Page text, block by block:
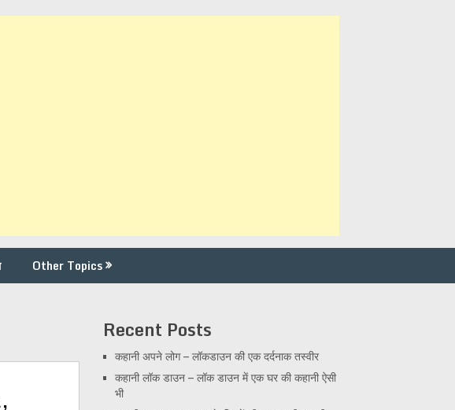
Other Topics
Recent Posts
कहानी अपने लोग – लॉकडाउन की एक दर्दनाक तस्वीर
कहानी लॉक डाउन – लॉक डाउन में एक घर की कहानी ऐसी
भी